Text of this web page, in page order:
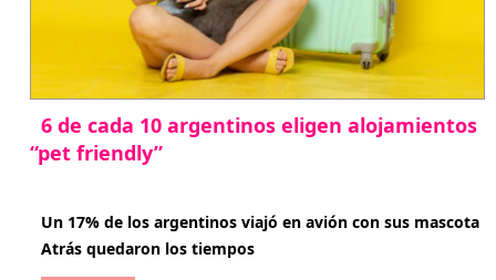
6 de cada 10 argentinos eligen alojamientos
“pet friendly”
Un 17% de los argentinos viajó en avión con sus mascota
Atrás quedaron los tiempos